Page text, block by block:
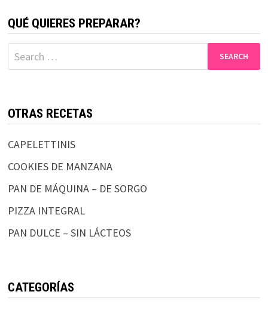
QUÉ QUIERES PREPARAR?
Search
for:
OTRAS RECETAS
CAPELETTINIS
COOKIES DE MANZANA
PAN DE MÁQUINA – DE SORGO
PIZZA INTEGRAL
PAN DULCE – SIN LÁCTEOS
CATEGORÍAS